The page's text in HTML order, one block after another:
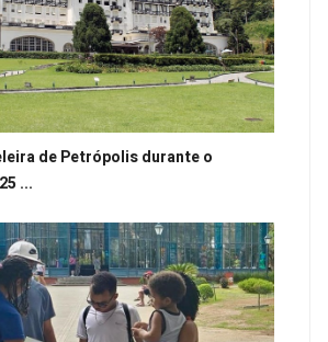
de Petrópolis durante o
...